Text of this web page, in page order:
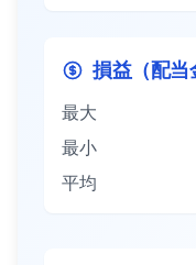
損益（配当
最大
最小
平均